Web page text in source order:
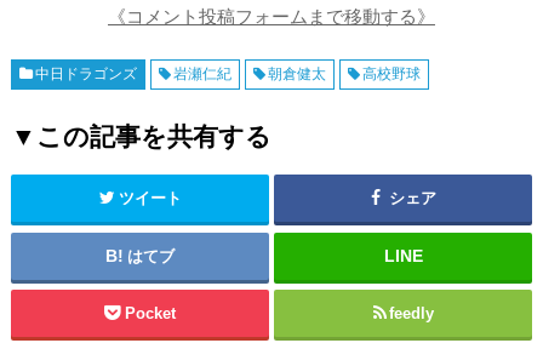
《コメント投稿フォームまで移動する》
中日ドラゴンズ 岩瀬仁紀 朝倉健太 高校野球
▼この記事を共有する
ツイート シェア
はてブ
Pocket feedly